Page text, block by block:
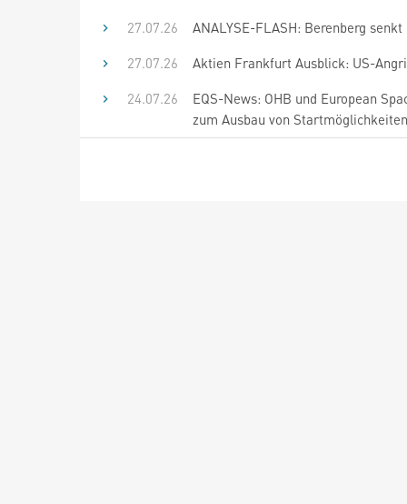
27.07.26
ANALYSE-FLASH: Berenberg
27.07.26
Aktien Frankfurt Ausblick: US-
24.07.26
EQS-News: OHB und European
zum Ausbau von